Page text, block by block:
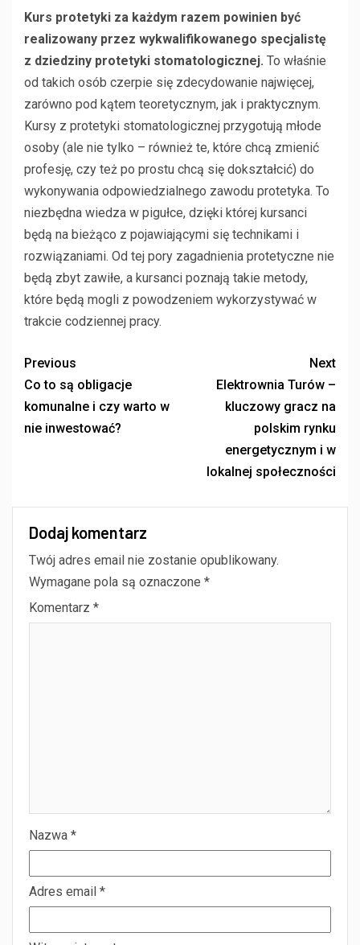
Kurs protetyki za każdym razem powinien być
realizowany przez wykwalifikowanego specjalistę
z dziedziny protetyki stomatologicznej. To właśnie
od takich osób czerpie się zdecydowanie najwięcej,
zarówno pod kątem teoretycznym, jak i praktycznym.
Kursy z protetyki stomatologicznej przygotują młode
osoby (ale nie tylko – również te, które chcą zmienić
profesję, czy też po prostu chcą się dokształcić) do
wykonywania odpowiedzialnego zawodu protetyka. To
niezbędna wiedza w pigułce, dzięki której kursanci
będą na bieżąco z pojawiającymi się technikami i
rozwiązaniami. Od tej pory zagadnienia protetyczne nie
będą zbyt zawiłe, a kursanci poznają takie metody,
które będą mogli z powodzeniem wykorzystywać w
trakcie codziennej pracy.
Previous
Co to są obligacje
komunalne i czy warto w
nie inwestować?
Next
Elektrownia Turów –
kluczowy gracz na
polskim rynku
energetycznym i w
lokalnej społeczności
Dodaj komentarz
Twój adres email nie zostanie opublikowany.
Wymagane pola są oznaczone *
Komentarz *
Nazwa *
Adres email *